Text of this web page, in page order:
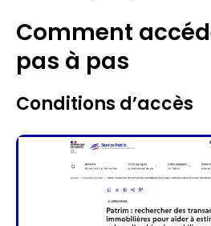
Comment
pas à pas
Conditions d’accès